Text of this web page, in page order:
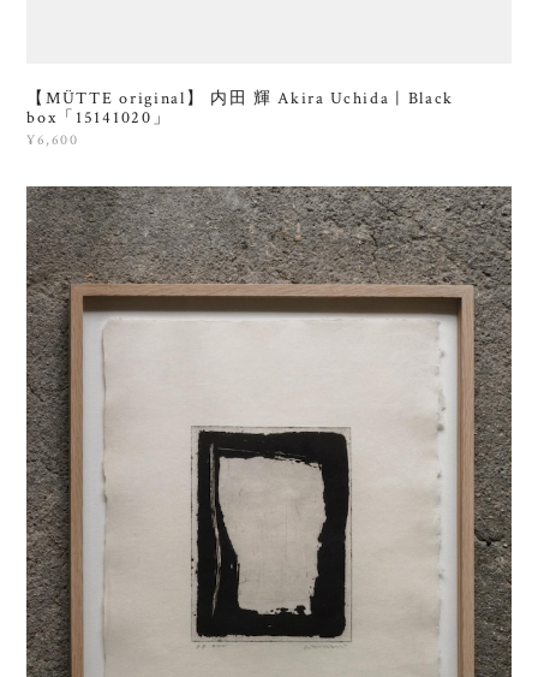
【MÜTTE original】 内田 輝 Akira Uchida | Black
box「15141020」
¥6,600